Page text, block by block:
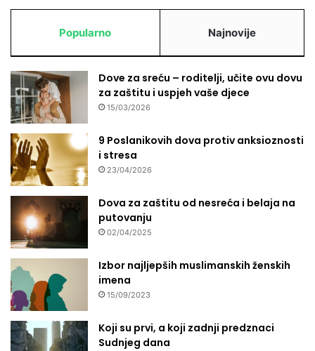
Popularno Najnovije
Dove za sreću – roditelji, učite ovu dovu
za zaštitu i uspjeh vaše djece
15/03/2026
9 Poslanikovih dova protiv anksioznosti
i stresa
23/04/2026
Dova za zaštitu od nesreća i belaja na
putovanju
02/04/2025
Izbor najljepših muslimanskih ženskih
imena
15/09/2023
Koji su prvi, a koji zadnji predznaci
Sudnjeg dana